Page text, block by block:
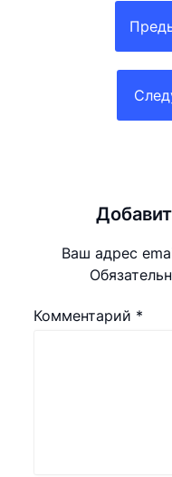
Ваш адрес
Комментарий *